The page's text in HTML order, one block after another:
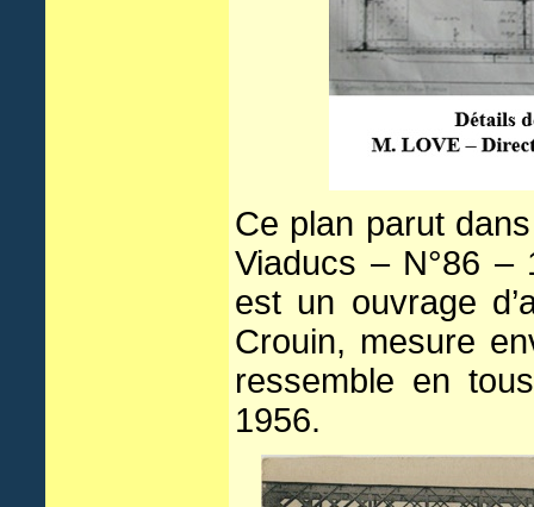
Ce plan parut
Viaducs – N°86 –
est un ouvrage
Crouin, mesure
ressemble en
1956.